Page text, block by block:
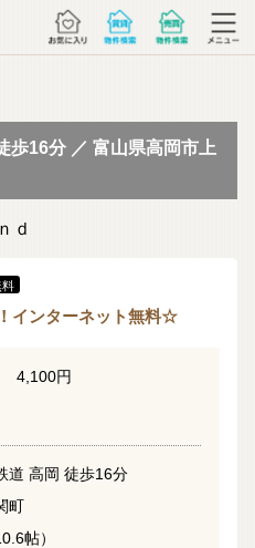
歩16分 ／ 富山県高岡市上
ｄ
料
インターネット無料☆
4,100円
道 高岡 徒歩16分
町
帖）